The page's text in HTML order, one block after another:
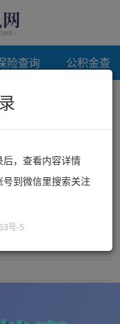
险查询 公积金查
？徐州档案补办最新消
富的精品徐州档案补办
让你快速的获取您想要
，查看内容详情
到微信里搜索关注
号-5